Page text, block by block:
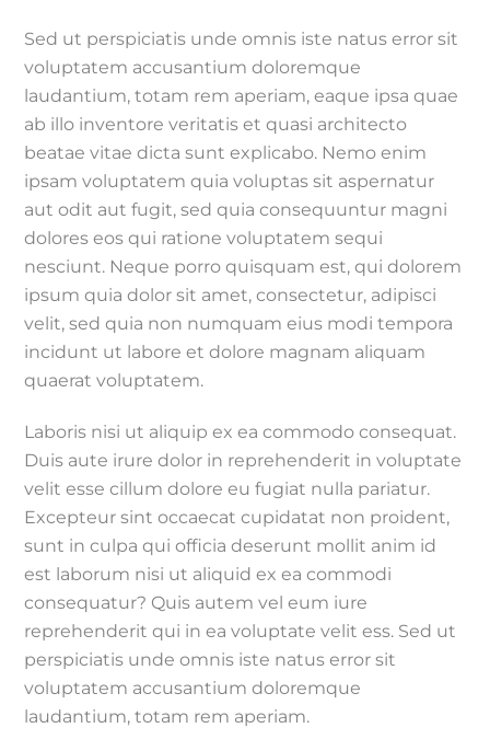
Sed ut perspiciatis unde omnis iste natus error sit
voluptatem accusantium doloremque
laudantium, totam rem aperiam, eaque ipsa quae
ab illo inventore veritatis et quasi architecto
beatae vitae dicta sunt explicabo. Nemo enim
ipsam voluptatem quia voluptas sit aspernatur
aut odit aut fugit, sed quia consequuntur magni
dolores eos qui ratione voluptatem sequi
nesciunt. Neque porro quisquam est, qui dolorem
ipsum quia dolor sit amet, consectetur, adipisci
velit, sed quia non numquam eius modi tempora
incidunt ut labore et dolore magnam aliquam
quaerat voluptatem.
Laboris nisi ut aliquip ex ea commodo consequat.
Duis aute irure dolor in reprehenderit in voluptate
velit esse cillum dolore eu fugiat nulla pariatur.
Excepteur sint occaecat cupidatat non proident,
sunt in culpa qui officia deserunt mollit anim id
est laborum nisi ut aliquid ex ea commodi
consequatur? Quis autem vel eum iure
reprehenderit qui in ea voluptate velit ess. Sed ut
perspiciatis unde omnis iste natus error sit
voluptatem accusantium doloremque
laudantium, totam rem aperiam.